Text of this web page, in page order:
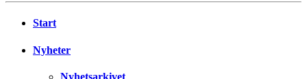
Start
Nyheter
Nyhetsarkivet